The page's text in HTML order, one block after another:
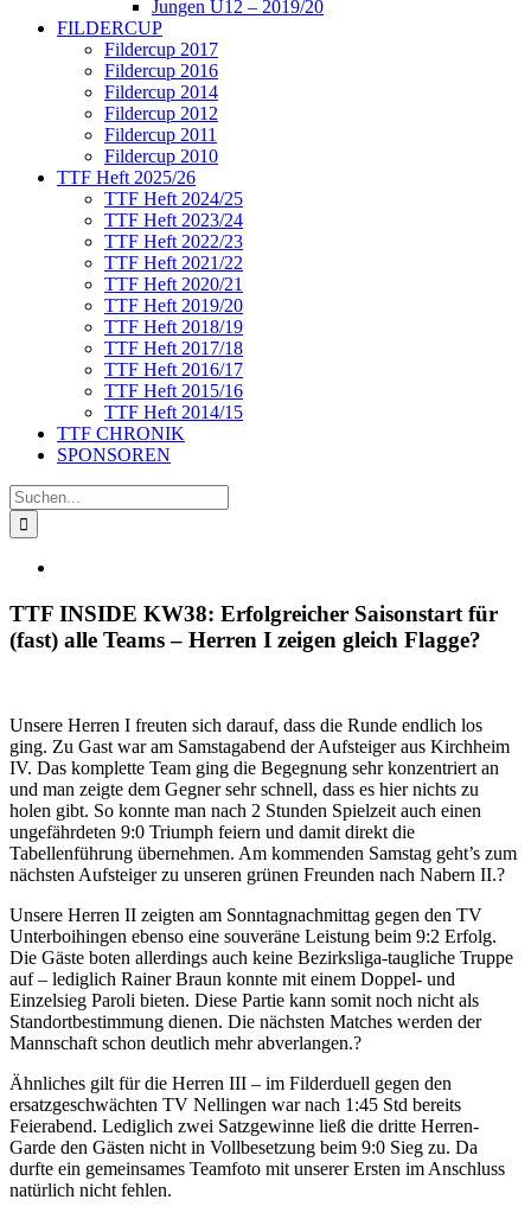
Jungen U12 – 2019/20
FILDERCUP
Fildercup 2017
Fildercup 2016
Fildercup 2014
Fildercup 2012
Fildercup 2011
Fildercup 2010
TTF Heft 2025/26
TTF Heft 2024/25
TTF Heft 2023/24
TTF Heft 2022/23
TTF Heft 2021/22
TTF Heft 2020/21
TTF Heft 2019/20
TTF Heft 2018/19
TTF Heft 2017/18
TTF Heft 2016/17
TTF Heft 2015/16
TTF Heft 2014/15
TTF CHRONIK
SPONSOREN
Suche
nach:
TTF INSIDE KW38: Erfolgreicher Saisonstart für
(fast) alle Teams – Herren I zeigen gleich Flagge?
Unsere Herren I freuten sich darauf, dass die Runde endlich los
ging. Zu Gast war am Samstagabend der Aufsteiger aus Kirchheim
IV. Das komplette Team ging die Begegnung sehr konzentriert an
und man zeigte dem Gegner sehr schnell, dass es hier nichts zu
holen gibt. So konnte man nach 2 Stunden Spielzeit auch einen
ungefährdeten 9:0 Triumph feiern und damit direkt die
Tabellenführung übernehmen. Am kommenden Samstag geht’s zum
nächsten Aufsteiger zu unseren grünen Freunden nach Nabern II.?
Unsere Herren II zeigten am Sonntagnachmittag gegen den TV
Unterboihingen ebenso eine souveräne Leistung beim 9:2 Erfolg.
Die Gäste boten allerdings auch keine Bezirksliga-taugliche Truppe
auf – lediglich Rainer Braun konnte mit einem Doppel- und
Einzelsieg Paroli bieten. Diese Partie kann somit noch nicht als
Standortbestimmung dienen. Die nächsten Matches werden der
Mannschaft schon deutlich mehr abverlangen.?
Ähnliches gilt für die Herren III – im Filderduell gegen den
ersatzgeschwächten TV Nellingen war nach 1:45 Std bereits
Feierabend. Lediglich zwei Satzgewinne ließ die dritte Herren-
Garde den Gästen nicht in Vollbesetzung beim 9:0 Sieg zu. Da
durfte ein gemeinsames Teamfoto mit unserer Ersten im Anschluss
natürlich nicht fehlen.